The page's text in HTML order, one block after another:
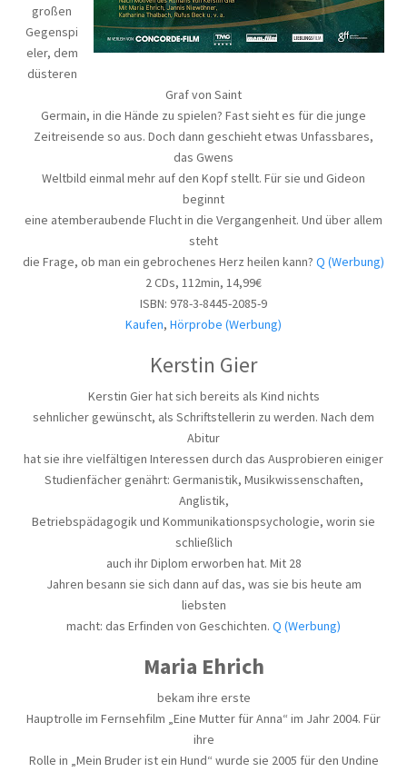
großen
Gegenspi
eler, dem
düsteren
Graf von Saint
Germain, in die Hände zu spielen? Fast sieht es für die junge
Zeitreisende so aus. Doch dann geschieht etwas Unfassbares,
das Gwens
Weltbild einmal mehr auf den Kopf stellt. Für sie und Gideon
beginnt
eine atemberaubende Flucht in die Vergangenheit. Und über allem
steht
die Frage, ob man ein gebrochenes Herz heilen kann? Q (Werbung)
2 CDs, 112min, 14,99€
ISBN: 978-3-8445-2085-9
Kaufen, Hörprobe (Werbung)
Kerstin Gier
Kerstin Gier hat sich bereits als Kind nichts
sehnlicher gewünscht, als Schriftstellerin zu werden. Nach dem
Abitur
hat sie ihre vielfältigen Interessen durch das Ausprobieren einiger
Studienfächer genährt: Germanistik, Musikwissenschaften,
Anglistik,
Betriebspädagogik und Kommunikationspsychologie, worin sie
schließlich
auch ihr Diplom erworben hat. Mit 28
Jahren besann sie sich dann auf das, was sie bis heute am
liebsten
macht: das Erfinden von Geschichten. Q (Werbung)
Maria Ehrich
bekam ihre erste
Hauptrolle im Fernsehfilm „Eine Mutter für Anna“ im Jahr 2004. Für
ihre
Rolle in „Mein Bruder ist ein Hund“ wurde sie 2005 für den Undine